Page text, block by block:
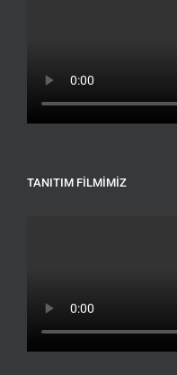
TANITIM FILMIMIZ